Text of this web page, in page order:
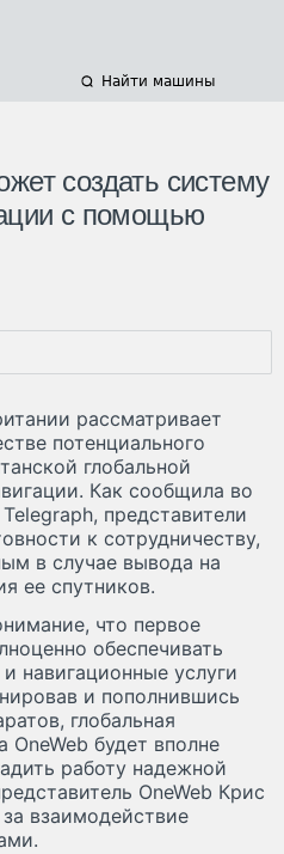
Найти машины
создать систему
с помощью
рассматривает
потенциального
глобальной
Как сообщила во
представители
к сотрудничеству,
в случае вывода на
ее спутников.
что первое
обеспечивать
навигационные услуги
и пополнившись
глобальная
OneWeb будет вполне
работу надежной
OneWeb Крис
взаимодействие